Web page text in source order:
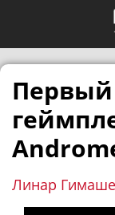
Линар